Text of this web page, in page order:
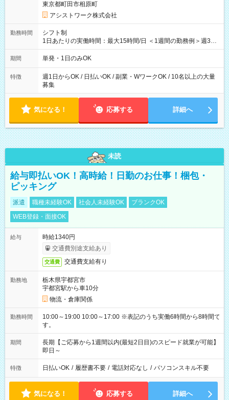
東京都町田市相原町
アシストワーク株式会社
勤務時間
シフト制
1日あたりの実働時間：最大15時間/日 ＜1週間の勤務例＞週3回
勤務 勤務：月・水・金 休み：火・木・土・日 好きな時にお仕事
可能です！ ※1日あたりの最大実働時間は日勤、夜勤共に勤務し
期間 単発・1日のみOK
特徴
週1日からOK / 日払いOK / 副業・WワークOK / 10名以上の大量
募集
気になる！ 応募する 詳細へ
未読
給与即払いOK！高時給！日勤のお仕事！梱包・
ピッキング
派遣 職種未経験OK 社会人未経験OK
ブランクOK
WEB登録・面接OK
給与
時給1340円
交通費別途支給あり
交通費 交通費支給有り
勤務地
栃木県宇都宮市
宇都宮駅から車10分
物流・倉庫関係
勤務時間
10:00～19:00 10:00～17:00 ※表記のうち実働6時間から8時間で
す。
期間
長期【ご応募から1週間以内(最短2日目)のスピード就業が可能】
即日～
特徴 日払いOK / 履歴書不要 / 電話対応なし / パソコンスキル不要
気になる！ 応募する 詳細へ